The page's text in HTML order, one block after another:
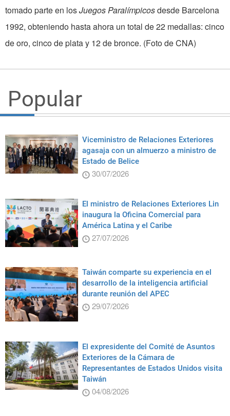
tomado parte en losJuegos Paralímpicosdesde Barcelona
1992, obteniendo hasta ahora un total de 22 medallas: cinco
de oro, cinco de plata y 12 de bronce. (Foto de CNA)
Popular
Viceministro de Relaciones Exteriores
agasaja con un almuerzo a ministro de
Estado de Belice
30/07/2026
El ministro de Relaciones Exteriores Lin
inaugura la Oficina Comercial para
América Latina y el Caribe
27/07/2026
Taiwán comparte su experiencia en el
desarrollo de la inteligencia artificial
durante reunión del APEC
29/07/2026
El expresidente del Comité de Asuntos
Exteriores de la Cámara de
Representantes de Estados Unidos visita
Taiwán
04/08/2026